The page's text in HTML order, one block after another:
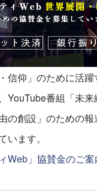
信仰」のために活
YouTube番組「未
の創設」のための
います。
Web」協賛金のご案